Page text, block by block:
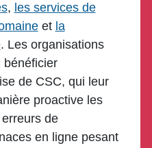
, les services de
et la
. Les organisations
bénéficier
de CSC, qui leur
proactive les
de
en ligne pesant